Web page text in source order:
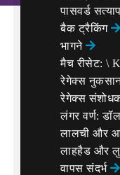
पासवर्ड
बैक ट्रैकिंग
भागने
मैच रीसेट: \ K
रेगेक्स
रेगेक्स
लंगर वर्ण:
लालची और
लाहहैड और
वापस संदर्भ